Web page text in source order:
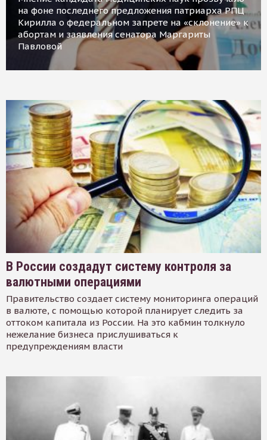
на фоне последнего предложения патриарха РПЦ
Кирилла о федеральном запрете на «склонение» к
абортам и заявления сенатора Маргариты
Павловой
В России создадут систему контроля за
валютными операциями
Правительство создает систему мониторинга операций
в валюте, с помощью которой планирует следить за
оттоком капитала из России. На это кабмин толкнуло
нежелание бизнеса прислушиваться к
предупреждениям власти